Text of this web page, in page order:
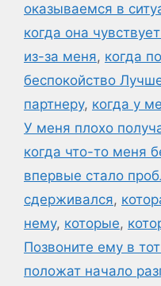
оказываемся в
когда она
из-за меня, когда
беспокойство
партнеру, когда у
У меня плохо
когда что-то меня
впервые стало
сдерживался,
нему, которые,
Позвоните ему в
положат начало